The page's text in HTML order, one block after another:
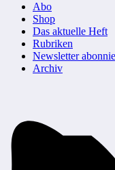
Abo
Shop
Das aktuelle Heft
Rubriken
Newsletter
Archiv